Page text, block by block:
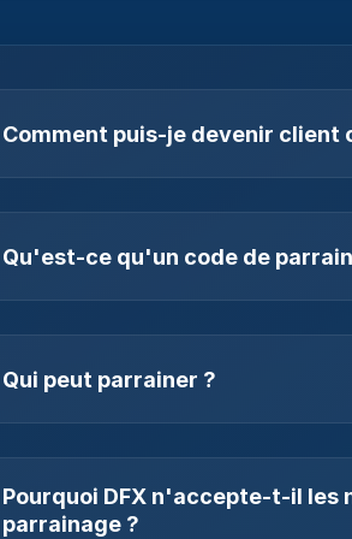
Comment puis-je devenir client
parrainage. Tu as besoin soit du code
de l'adresse e-mail d'un client existant.
contact et doit confirmer son
reçue, tu peux terminer ton
Qu'est-ce qu'un code de
s'inscrit via ton code ou ton lien de
processus KYC, la connexion est
Qui peut parrainer ?
déjà un compte chez DFX.
Pourquoi DFX n'accepte-t-il les
parrainage ?